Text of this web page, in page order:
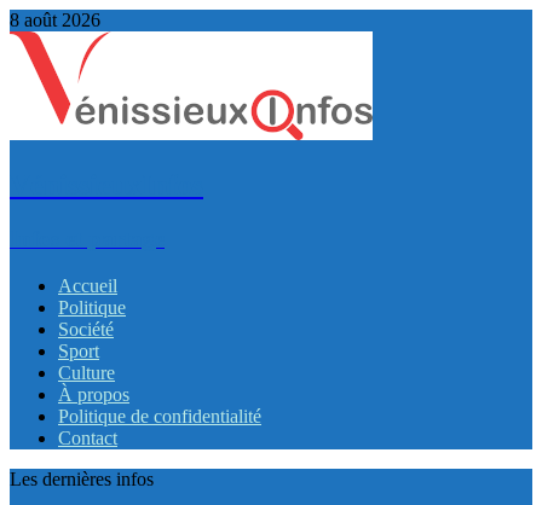
8 août 2026
Accueil
Politique
Société
Sport
Culture
À propos
Politique de confidentialité
Contact
Les dernières infos